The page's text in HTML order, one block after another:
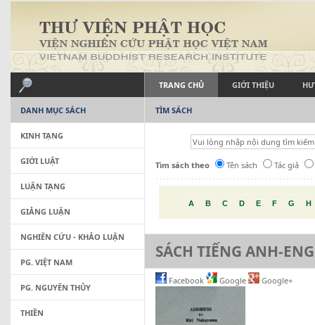
TRANG CHỦ GIỚI THIỆU
TÌM SÁCH
Tìm sách theo Tên sách Tác giả
A B C D E F G H
SÁCH TIẾNG ANH-
Facebook Google Google+
DANH MỤC SÁCH
KINH TẠNG
GIỚI LUẬT
LUẬN TẠNG
GIẢNG LUẬN
NGHIÊN CỨU - KHẢO LUẬN
PG. VIỆT NAM
PG. NGUYÊN THỦY
THIỀN